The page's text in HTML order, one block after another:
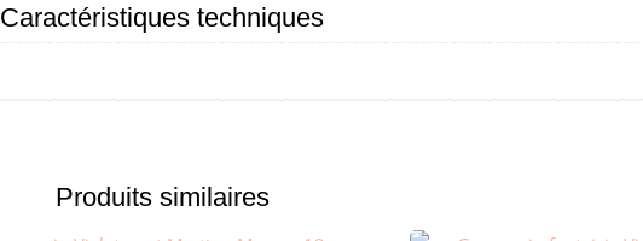
Vialaton
et
-
mm
Caractéristiques techniques
Produits similaires